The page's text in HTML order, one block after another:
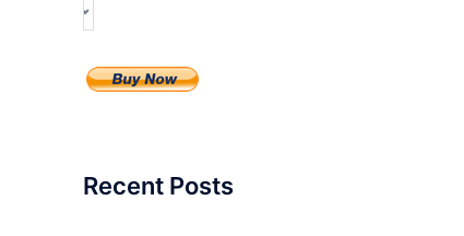
Recent Posts